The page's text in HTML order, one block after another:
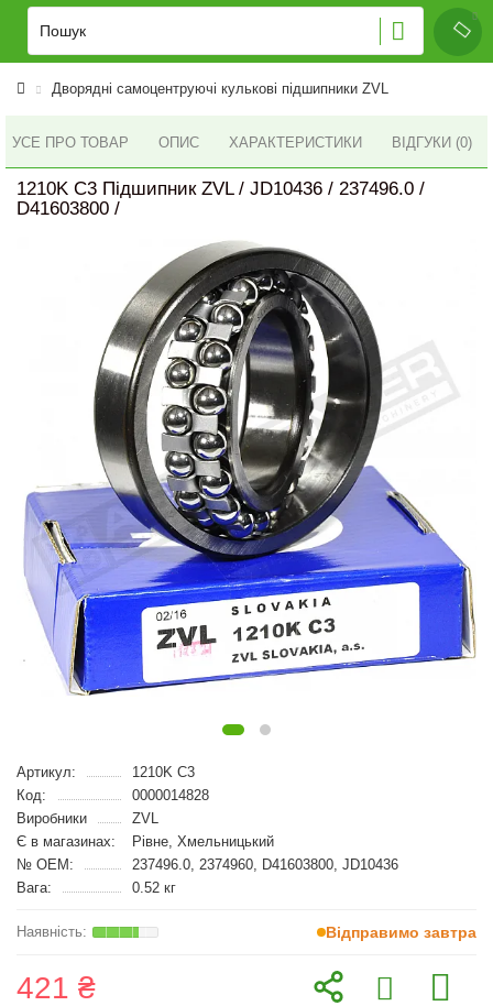
Дворядні самоцентруючі кулькові підшипники ZVL
УСЕ ПРО ТОВАР ОПИС ХАРАКТЕРИСТИКИ ВІДГУКИ (0)
1210K C3 Підшипник ZVL / JD10436 / 237496.0 /
D41603800 /
Артикул:
1210K C3
Код:
0000014828
Виробники
ZVL
Є в магазинах:
Рівне, Хмельницький
№ OEM:
237496.0, 2374960, D41603800, JD10436
Вага:
0.52 кг
Відправимо завтра
421 ₴